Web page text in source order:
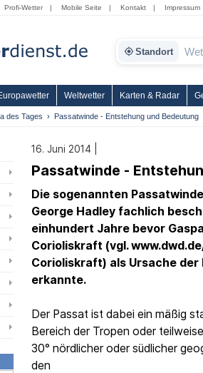
Profi-Wetter | Mobile Seite | Kontakt | Impressum
Standort
Weltwetter Karten & Radar
des Tages Passatwinde - Entstehung und Bedeutung
16. Juni 2014 |
Passatwinde -
Die sogenannten
George Hadley fachlich
einhundert Jahre bevor
Corioliskraft (vgl.
Corioliskraft) als Ursache der
erkannte.
Der Passat ist dabei ein mäßig
Bereich der Tropen oder
30° nördlicher oder südlicher
den